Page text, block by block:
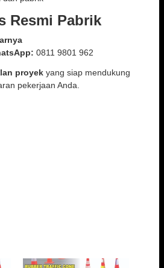
Resmi Pabrik
0811 9801 962
proyek yang siap mendukung
pekerjaan Anda.